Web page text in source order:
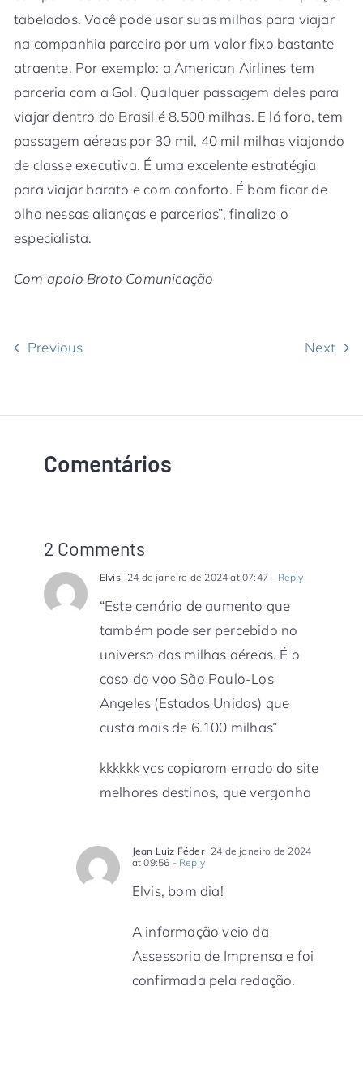
tabelados. Você pode usar suas milhas para viajar
na companhia parceira por um valor fixo bastante
atraente. Por exemplo: a American Airlines tem
parceria com a Gol. Qualquer passagem deles para
viajar dentro do Brasil é 8.500 milhas. E lá fora, tem
passagem aéreas por 30 mil, 40 mil milhas viajando
de classe executiva. É uma excelente estratégia
para viajar barato e com conforto. É bom ficar de
olho nessas alianças e parcerias”, finaliza o
especialista.
Com apoio Broto Comunicação
Previous Next
Comentários
2 Comments
Elvis 24 de janeiro de 2024 at 07:47- Reply
“Este cenário de aumento que
também pode ser percebido no
universo das milhas aéreas. É o
caso do voo São Paulo-Los
Angeles (Estados Unidos) que
custa mais de 6.100 milhas”
kkkkkk vcs copiarom errado do site
melhores destinos, que vergonha
Jean Luiz Féder
24 de janeiro de 2024
at 09:56 - Reply
Elvis, bom dia!
A informação veio da
Assessoria de Imprensa e foi
confirmada pela redação.